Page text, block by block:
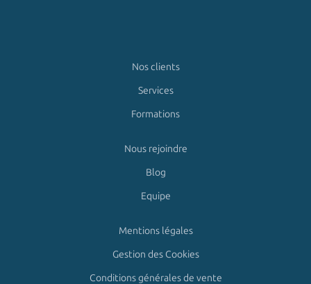
Nos clients
Services
Formations
Nous rejoindre
Blog
Equipe
Mentions légales
Gestion des Cookies
Conditions générales de vente